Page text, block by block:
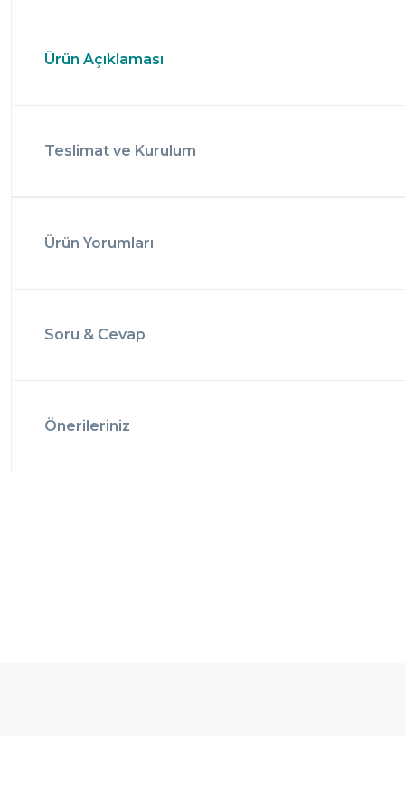
Ürün Açıklaması
Teslimat ve Kurulum
Ürün Yorumları
Soru & Cevap
Önerileriniz